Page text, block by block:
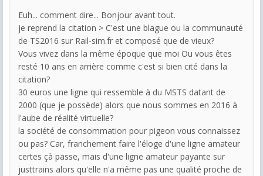
Euh... comment dire... Bonjour avant tout.
je reprend la citation > C'est une blague ou la communauté
de TS2016 sur Rail-sim.fr et composé que de vieux?
Vous vivez dans la même époque que moi Ou vous êtes
resté 10 ans en arrière comme c'est si bien cité dans la
citation?
30 euros une ligne qui ressemble à du MSTS datant de
2000 (que je possède) alors que nous sommes en 2016 à
l'aube de réalité virtuelle?
la société de consommation pour pigeon vous connaissez
ou pas? Car, franchement faire l'éloge d'une ligne amateur
certes çà passe, mais d'une ligne amateur payante sur
justtrains alors qu'elle n'a même pas une qualité proche de